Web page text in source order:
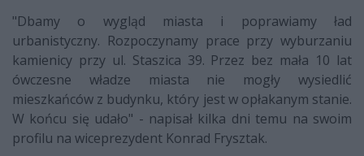
"Dbamy o wygląd miasta i poprawiamy ład
urbanistyczny. Rozpoczynamy prace przy wyburzaniu
kamienicy przy ul. Staszica 39. Przez bez mała 10 lat
ówczesne władze miasta nie mogły wysiedlić
mieszkańców z budynku, który jest w opłakanym stanie.
W końcu się udało" - napisał kilka dni temu na swoim
profilu na wiceprezydent Konrad Frysztak.